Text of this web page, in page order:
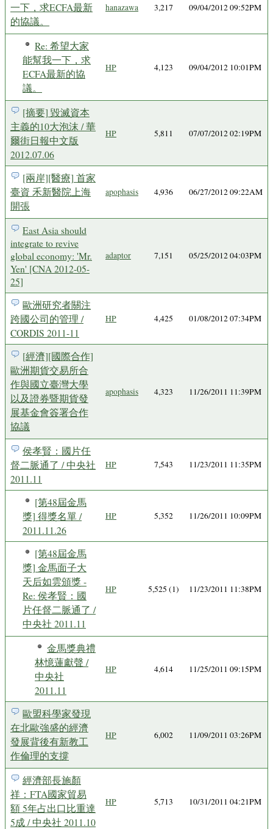
一下，求ECFA最新
的協議。
hanazawa 3,217 09/04/2012 09:52PM
Re: 希望大家
能幫我一下，求
ECFA最新的協
議。
HP 4,123 09/04/2012 10:01PM
[摘要] 毀滅資本
主義的10大泡沫 / 華
爾街日報中文版
2012.07.06
HP 5,811 07/07/2012 02:19PM
[兩岸][醫療] 首家
臺資 禾新醫院上海
開張
apophasis 4,936 06/27/2012 09:22AM
East Asia should
integrate to revive
global economy: 'Mr.
Yen' [CNA 2012-05-
25]
adaptor 7,151 05/25/2012 04:03PM
歐洲研究者關注
跨國公司的管理 /
CORDIS 2011-11
HP 4,425 01/08/2012 07:34PM
[經濟][國際合作]
歐洲期貨交易所合
作與國立臺灣大學
以及證券暨期貨發
展基金會簽署合作
協議
apophasis 4,323 11/26/2011 11:39PM
侯孝賢：國片任
督二脈通了 / 中央社
2011.11
HP 7,543 11/23/2011 11:35PM
[第48屆金馬
獎] 得獎名單 /
2011.11.26
HP 5,352 11/26/2011 10:09PM
[第48屆金馬
獎] 金馬面子大
天后如雲頒獎 -
Re: 侯孝賢：國
片任督二脈通了 /
中央社 2011.11
HP 5,525 (1) 11/23/2011 11:38PM
金馬獎典禮
林憶蓮獻聲 /
中央社
2011.11
HP 4,614 11/25/2011 09:15PM
歐盟科學家發現
在北歐強盛的經濟
發展背後有新教工
作倫理的支撐
HP 6,002 11/09/2011 03:26PM
經濟部長施顏
祥：FTA國家貿易
額 5年占出口比重達
5成 / 中央社 2011.10
HP 5,713 10/31/2011 04:21PM